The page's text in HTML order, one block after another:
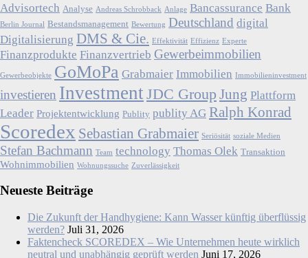
Advisortech Analyse Andreas Schrobback Anlage Bancassurance Bank
Berlin Journal Bestandsmanagement Bewertung Deutschland digital
Digitalisierung DMS & Cie. Effektivität Effizienz Experte
Finanzprodukte Finanzvertrieb Gewerbeimmobilien
Gewerbeobjekte GoMoPa Grabmaier Immobilien Immobilieninvestment
investieren Investment JDC Group Jung Plattform
Leader Projektentwicklung Publity publity AG Ralph Konrad
Scoredex Sebastian Grabmaier Seriösität soziale Medien
Stefan Bachmann Team technology Thomas Olek Transaktion
Wohnimmobilien Wohnungssuche Zuverlässigkeit
Neueste Beiträge
Die Zukunft der Handhygiene: Kann Wasser künftig überflüssig
werden? Juli 31, 2026
Faktencheck SCOREDEX – Wie Unternehmen heute wirklich
neutral und unabhängig geprüft werden Juni 17, 2026